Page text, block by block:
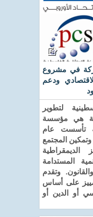
في مشروع
ودعم
لتطوير
هي مؤسسة
تأسست عام
وتمكين المجتمع
الديمقراطية
المستدامة
وتقدم
على أساس
أو الدين أو